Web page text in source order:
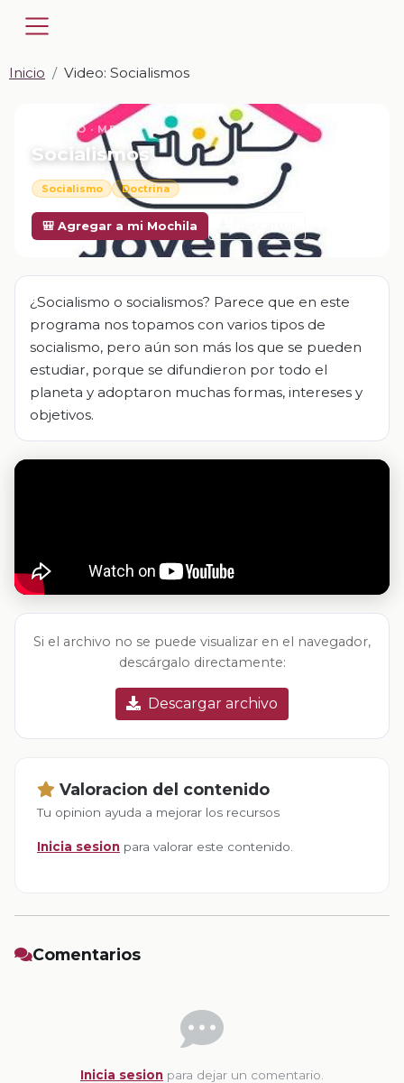
Inicio Video: Socialismos
📎 VIDEO · MP4
Socialismos
Socialismo Doctrina
🎒 Agregar a mi Mochila
¿Socialismo o socialismos? Parece que en este
programa nos topamos con varios tipos de
socialismo, pero aún son más los que se pueden
estudiar, porque se difundieron por todo el
planeta y adoptaron muchas formas, intereses y
objetivos.
Si el archivo no se puede visualizar en el navegador,
descárgalo directamente:
Descargar archivo
Valoracion del contenido
Tu opinion ayuda a mejorar los recursos
Inicia sesion para valorar este contenido.
Comentarios
Inicia sesion para dejar un comentario.